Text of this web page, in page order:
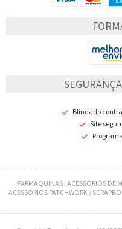
Blindado
Site
FARMÁQUINAS | ACESSÓRIOS DE
ACESSÓRIOS PATCHWORK /